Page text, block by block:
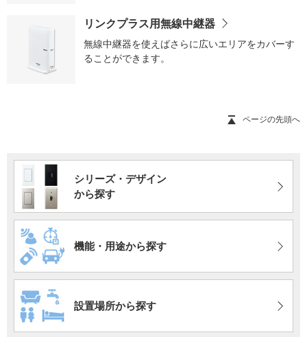
リンクプラス用無線中継器
無線中継器を使えばさらに広いエリアをカバーす
ることができます。
ページの先頭へ
シリーズ・デザイン
から探す
機能・用途から探す
設置場所から探す